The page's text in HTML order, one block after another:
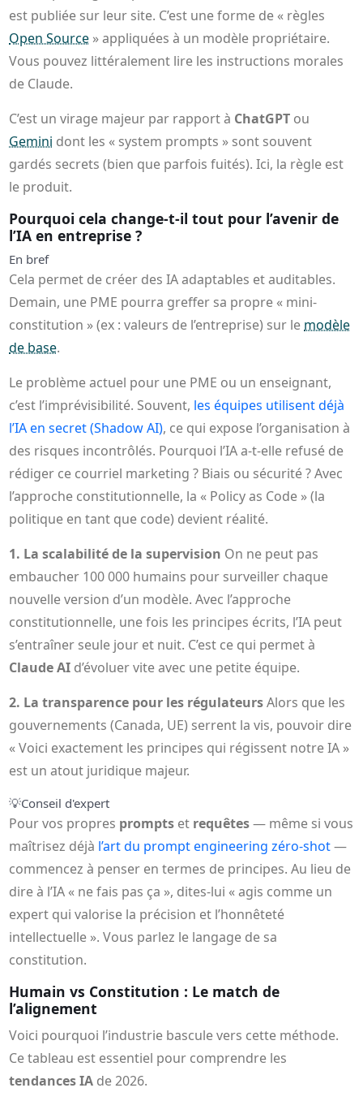
est publiée sur leur site. C’est une forme de « règles
Open Source » appliquées à un modèle propriétaire.
Vous pouvez littéralement lire les instructions morales
de Claude.
C’est un virage majeur par rapport à ChatGPT ou
Gemini dont les « system prompts » sont souvent
gardés secrets (bien que parfois fuités). Ici, la règle est
le produit.
Pourquoi cela change-t-il tout pour l’avenir de
l’IA en entreprise ?
En bref
Cela permet de créer des IA adaptables et auditables.
Demain, une PME pourra greffer sa propre « mini-
constitution » (ex : valeurs de l’entreprise) sur lemodèle
de base.
Le problème actuel pour une PME ou un enseignant,
c’est l’imprévisibilité. Souvent, les équipes utilisent déjà
l’IA en secret (Shadow AI), ce qui expose l’organisation à
des risques incontrôlés. Pourquoi l’IA a-t-elle refusé de
rédiger ce courriel marketing ? Biais ou sécurité ? Avec
l’approche constitutionnelle, la « Policy as Code » (la
politique en tant que code) devient réalité.
1. La scalabilité de la supervision On ne peut pas
embaucher 100 000 humains pour surveiller chaque
nouvelle version d’un modèle. Avec l’approche
constitutionnelle, une fois les principes écrits, l’IA peut
s’entraîner seule jour et nuit. C’est ce qui permet à
Claude AI d’évoluer vite avec une petite équipe.
2. La transparence pour les régulateursAlors que les
gouvernements (Canada, UE) serrent la vis, pouvoir dire
« Voici exactement les principes qui régissent notre IA »
est un atout juridique majeur.
💡Conseil d'expert
Pour vos propres prompts et requêtes— même si vous
maîtrisez déjà l’art du prompt engineering zéro-shot—
commencez à penser en termes de principes. Au lieu de
dire à l’IA « ne fais pas ça », dites-lui « agis comme un
expert qui valorise la précision et l’honnêteté
intellectuelle ». Vous parlez le langage de sa
constitution.
Humain vs Constitution : Le match de
l’alignement
Voici pourquoi l’industrie bascule vers cette méthode.
Ce tableau est essentiel pour comprendre les
tendances IA de 2026.